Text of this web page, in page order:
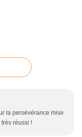
la persévérance mise
réussi !